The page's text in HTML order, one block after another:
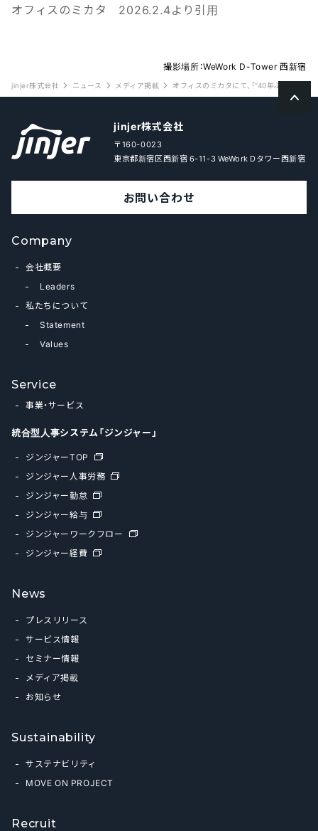
オフィスのミカタ 2026.2.4より引用
jinjer株式会社 ニュース メディア掲載 オフィスのミカタにて、「“40年ぶりの労
撮影場所：WeWork D-Tower 西新宿
jinjer株式会社
〒160-0023
東京都新宿区西新宿 6-11-3 WeWork Dタワー西新宿
お問い合わせ
Company
会社概要
Leaders
私たちについて
Statement
Values
Service
事業・サービス
統合型人事システム「ジンジャー」
ジンジャーTOP
ジンジャー人事労務
ジンジャー勤怠
ジンジャー給与
ジンジャーワークフロー
ジンジャー経費
News
プレスリリース
サービス情報
セミナー情報
メディア掲載
お知らせ
Sustainability
サステナビリティ
MOVE ON PROJECT
Recruit